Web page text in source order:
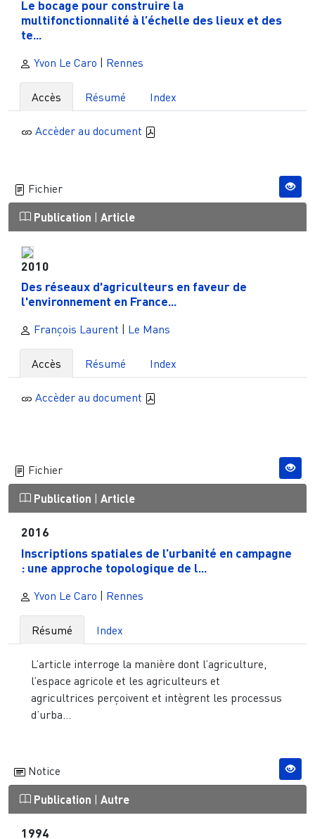
Le bocage pour construire la
multifonctionnalité à l’échelle des lieux et des
te...
Yvon Le Caro Rennes
Accès Résumé Index
Accèder au document
Fichier
Publication | Article
2010
Des réseaux d'agriculteurs en faveur de
l'environnement en France...
François Laurent Le Mans
Accès Résumé Index
Accèder au document
Fichier
Publication | Article
2016
Inscriptions spatiales de l’urbanité en campagne
: une approche topologique de l...
Yvon Le Caro | Rennes
Résumé Index
L’article interroge la manière dont l’agriculture,
l’espace agricole et les agriculteurs et
agricultrices perçoivent et intègrent les processus
d’urba...
Notice
Publication | Autre
1994